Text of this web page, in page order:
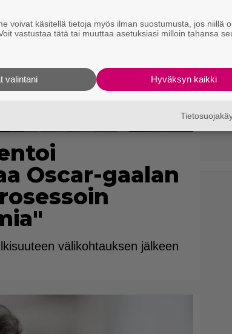
Oscar-gaalan
välikohtauksen jälkeen
voivat käsitellä tietoja myös ilman suostumusta, jos niillä
vastustaa tätä tai muuttaa asetuksiasi milloin tahansa
Hyväksyn kaikki
valintani